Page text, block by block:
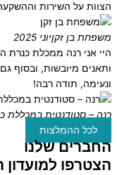
הצוות על השירות
משפחת בן זקןיוני 2025
היי אני רנה ממכלת כנרת
ותאנים מיובשות, ובסוף
ונעימה, תודה רבה!
רנה – סטודנטית במכללת
לכל ההמלצות
החברים שלנו
הצטרפו למועדון